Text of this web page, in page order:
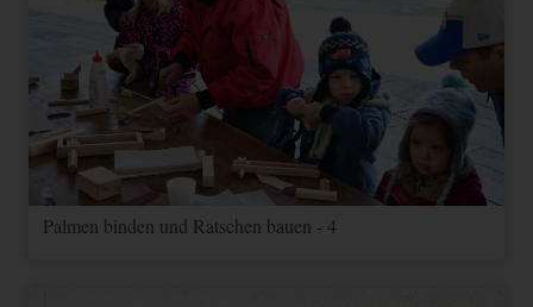
Palmen binden und Ratschen bauen - 4